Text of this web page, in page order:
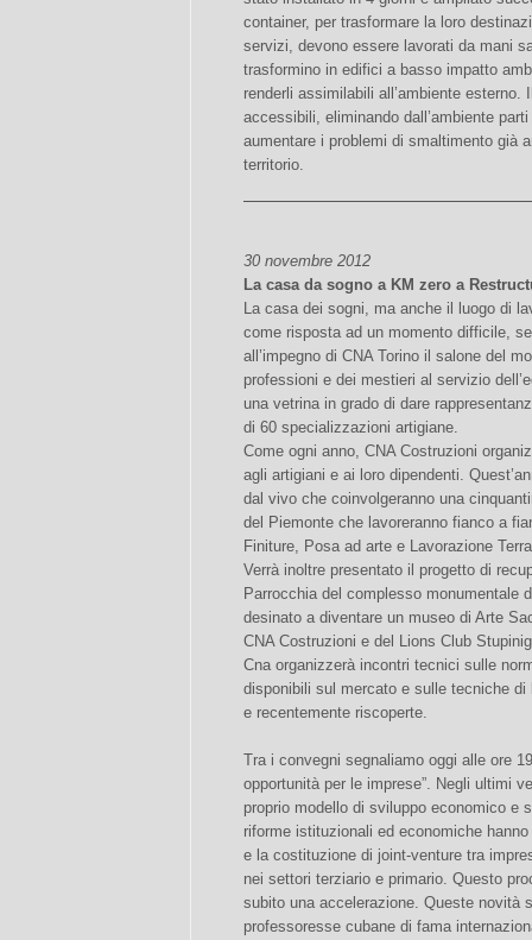
container, per trasformare la loro
servizi, devono essere lavorati da mani
trasformino in edifici a basso impatto
renderli assimilabili all’ambiente
accessibili, eliminando dall’ambiente
aumentare i problemi di smaltimento già
territorio.
30 novembre 2012
La casa da sogno a KM zero a
La casa dei sogni, ma anche il luogo di
come risposta ad un momento difficile,
all’impegno di CNA Torino il salone del
professioni e dei mestieri al servizio
una vetrina in grado di dare
di 60 specializzazioni artigiane.
Come ogni anno, CNA Costruzioni
agli artigiani e ai loro dipendenti.
dal vivo che coinvolgeranno una
del Piemonte che lavoreranno fianco a
Finiture, Posa ad arte e Lavorazione
Verrà inoltre presentato il progetto di
Parrocchia del complesso monumentale
desinato a diventare un museo di Arte
CNA Costruzioni e del Lions Club
Cna organizzerà incontri tecnici sulle
disponibili sul mercato e sulle tecniche
e recentemente riscoperte.
Tra i convegni segnaliamo oggi alle ore
opportunità per le imprese”. Negli ultimi
proprio modello di sviluppo economico e
riforme istituzionali ed economiche
e la costituzione di joint-venture tra
nei settori terziario e primario. Questo
subito una accelerazione. Queste novità
professoresse cubane di fama